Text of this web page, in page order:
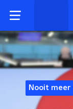
Nooit meer